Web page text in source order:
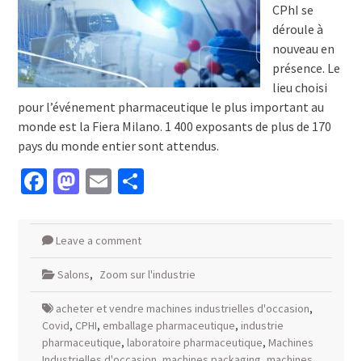
CPhI se
déroule à
nouveau en
présence. Le
lieu choisi
pour l’événement pharmaceutique le plus important au
monde est la Fiera Milano. 1 400 exposants de plus de 170
pays du monde entier sont attendus.
Facebook
Mastodon
EmailPartager
Leave a comment
Salons, Zoom sur l'industrie
acheter et vendre machines industrielles d'occasion,
Covid, CPHI, emballage pharmaceutique, industrie
pharmaceutique, laboratoire pharmaceutique, Machines